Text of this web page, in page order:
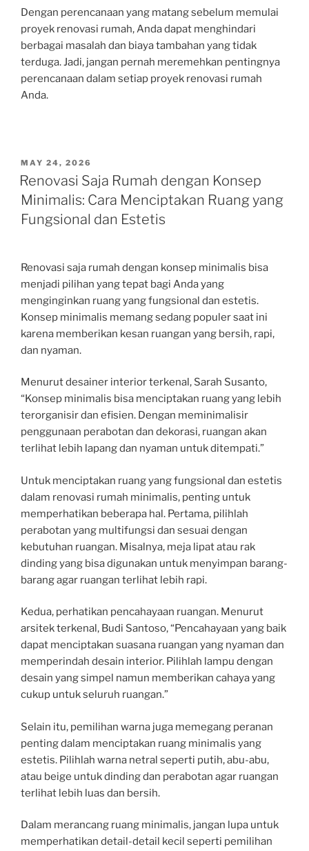
Dengan perencanaan yang matang sebelum memulai
proyek renovasi rumah, Anda dapat menghindari
berbagai masalah dan biaya tambahan yang tidak
terduga. Jadi, jangan pernah meremehkan pentingnya
perencanaan dalam setiap proyek renovasi rumah
Anda.
POSTED
ON
MAY 24, 2026
Renovasi Saja Rumah dengan Konsep
Minimalis: Cara Menciptakan Ruang yang
Fungsional dan Estetis
Renovasi saja rumah dengan konsep minimalis bisa
menjadi pilihan yang tepat bagi Anda yang
menginginkan ruang yang fungsional dan estetis.
Konsep minimalis memang sedang populer saat ini
karena memberikan kesan ruangan yang bersih, rapi,
dan nyaman.
Menurut desainer interior terkenal, Sarah Susanto,
“Konsep minimalis bisa menciptakan ruang yang lebih
terorganisir dan efisien. Dengan meminimalisir
penggunaan perabotan dan dekorasi, ruangan akan
terlihat lebih lapang dan nyaman untuk ditempati.”
Untuk menciptakan ruang yang fungsional dan estetis
dalam renovasi rumah minimalis, penting untuk
memperhatikan beberapa hal. Pertama, pilihlah
perabotan yang multifungsi dan sesuai dengan
kebutuhan ruangan. Misalnya, meja lipat atau rak
dinding yang bisa digunakan untuk menyimpan barang-
barang agar ruangan terlihat lebih rapi.
Kedua, perhatikan pencahayaan ruangan. Menurut
arsitek terkenal, Budi Santoso, “Pencahayaan yang baik
dapat menciptakan suasana ruangan yang nyaman dan
memperindah desain interior. Pilihlah lampu dengan
desain yang simpel namun memberikan cahaya yang
cukup untuk seluruh ruangan.”
Selain itu, pemilihan warna juga memegang peranan
penting dalam menciptakan ruang minimalis yang
estetis. Pilihlah warna netral seperti putih, abu-abu,
atau beige untuk dinding dan perabotan agar ruangan
terlihat lebih luas dan bersih.
Dalam merancang ruang minimalis, jangan lupa untuk
memperhatikan detail-detail kecil seperti pemilihan